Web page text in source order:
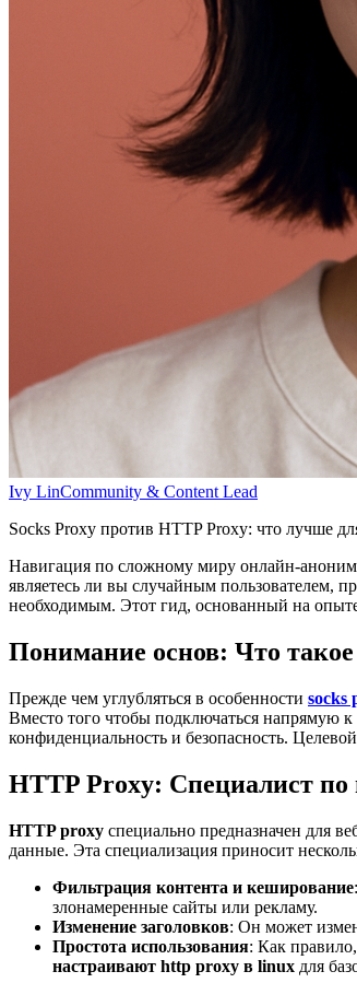
Ivy LinCommunity & Content Lead
Socks Proxy против HTTP Proxy: что лучше
Навигация по сложному миру онлайн-
являетесь ли вы случайным пользователем,
необходимым. Этот гид, основанный на
Понимание основ: Что
Прежде чем углубляться в особенности socks
Вместо того чтобы подключаться напрямую к
конфиденциальность и безопасность.
HTTP Proxy: Специалист по
HTTP proxy специально предназначен для
данные. Эта специализация приносит
Фильтрация контента и кеширование:
злонамеренные сайты или рекламу.
Изменение заголовков: Он может
Простота использования: Как
настраивают http proxy в linux для